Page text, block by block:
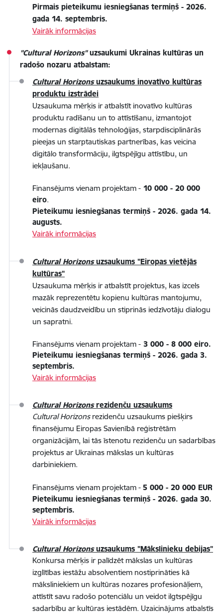
Pirmais pieteikumu iesniegšanas termiņš - 2026.
gada 14. septembris.
Vairāk informācijas
"Cultural Horizons"uzsaukumi Ukrainas kultūras un
radošo nozaru atbalstam:
Cultural Horizonsuzsaukums inovatīvo kultūras
produktu izstrādei
Uzsaukuma mērķis ir atbalstīt inovatīvo kultūras
produktu radīšanu un to attīstīšanu, izmantojot
modernas digitālās tehnoloģijas, starpdisciplinārās
pieejas un starptautiskas partnerības, kas veicina
digitālo transformāciju, ilgtspējīgu attīstību, un
iekļaušanu.
Finansējums vienam projektam - 10 000 - 20 000
eiro.
Pieteikumu iesniegšanas termiņš - 2026. gada 14.
augusts.
Vairāk informācijas
Cultural Horizonsuzsaukums "Eiropas vietējās
kultūras"
Uzsaukuma mērķis ir atbalstīt projektus, kas izcels
mazāk reprezentētu kopienu kultūras mantojumu,
veicinās daudzveidību un stiprinās iedzīvotāju dialogu
un sapratni.
Finansējums vienam projektam - 3 000 - 8 000 eiro.
Pieteikumu iesniegšanas termiņš - 2026. gada 3.
septembris.
Vairāk informācijas
Cultural Horizonsrezidenču uzsaukums
Cultural Horizonsrezidenču uzsaukums piešķirs
finansējumu Eiropas Savienībā reģistrētām
organizācijām, lai tās īstenotu rezidenču un sadarbības
projektus ar Ukrainas mākslas un kultūras
darbiniekiem.
Finansējums vienam projektam - 5 000 - 20 000 EUR
Pieteikumu iesniegšanas termiņš - 2026. gada 30.
septembris.
Vairāk informācijas
Cultural Horizonsuzsaukums "Mākslinieku debijas"
Konkursa mērķis ir palīdzēt mākslas un kultūras
izglītības iestāžu absolventiem nostiprināties kā
māksliniekiem un kultūras nozares profesionāļiem,
attīstīt savu radošo potenciālu un veidot ilgtspējīgu
sadarbību ar kultūras iestādēm. Uzaicinājums atbalstīs